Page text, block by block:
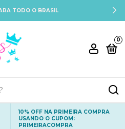
TODO O BRASIL
0
10% OFF NA PRIMEIRA COMPRA
USANDO O CUPOM:
PRIMEIRACOMPRA